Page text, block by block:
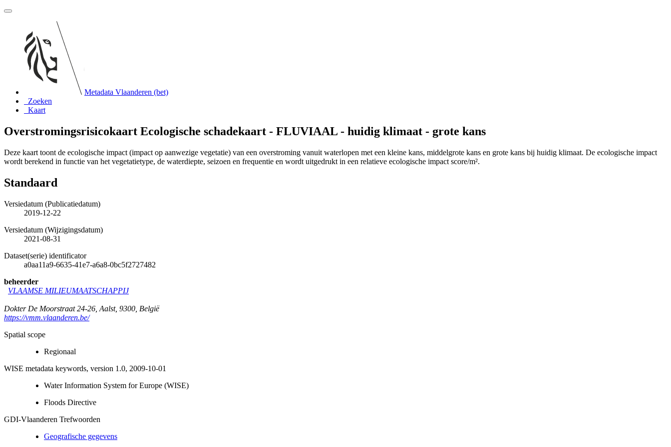
Metadata Vlaanderen (bet)
Zoeken
Kaart
Overstromingsrisicokaart Ecologische schadekaart - FLUVIAAL - huidig klimaat - grote kans
Deze kaart toont de ecologische impact (impact op aanwezige vegetatie) van een overstroming vanuit waterlopen met een kleine kans, middelgrote kans en grote kans bij huidig klimaat. De ecologische impact
wordt berekend in functie van het vegetatietype, de waterdiepte, seizoen en frequentie en wordt uitgedrukt in een relatieve ecologische impact score/m².
Standaard
Versiedatum (Publicatiedatum)
2019-12-22
Versiedatum (Wijzigingsdatum)
2021-08-31
Dataset(serie) identificator
a0aa11a9-6635-41e7-a6a8-0bc5f2727482
beheerder
VLAAMSE MILIEUMAATSCHAPPIJ
Dokter De Moorstraat 24-26 Aalst, 9300 België
https://vmm.vlaanderen.be/
Spatial scope
Regionaal
WISE metadata keywords, version 1.0, 2009-10-01
Water Information System for Europe (WISE)
Floods Directive
GDI-Vlaanderen Trefwoorden
Geografische gegevens